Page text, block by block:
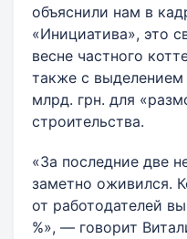
объяснили нам в
«Инициатива», это
весне частного
также с
млрд. грн. для
строительства.
«За последние две
заметно оживился.
от работодателей
%», — говорит